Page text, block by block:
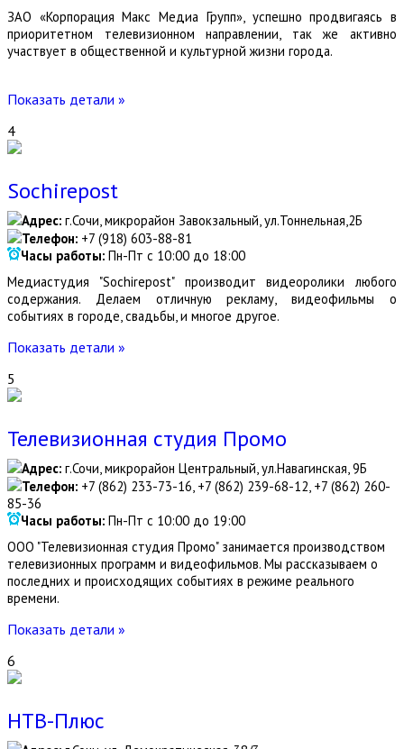
ЗАО «Корпорация Макс Медиа Групп», успешно продвигаясь в
приоритетном телевизионном направлении, так же активно
участвует в общественной и культурной жизни города.
Показать детали »
4
Sochirepost
Адрес: г.Сочи, микрорайон Завокзальный, ул.Тоннельная,2Б
Телефон: +7 (918) 603-88-81
Часы работы: Пн-Пт с 10:00 до 18:00
Медиастудия "Sochirepost" производит видеоролики любого
содержания. Делаем отличную рекламу, видеофильмы о
событиях в городе, свадьбы, и многое другое.
Показать детали »
5
Телевизионная студия Промо
Адрес: г.Сочи, микрорайон Центральный, ул.Навагинская, 9Б
Телефон: +7 (862) 233-73-16, +7 (862) 239-68-12, +7 (862) 260-
85-36
Часы работы: Пн-Пт с 10:00 до 19:00
ООО "Телевизионная студия Промо" занимается производством
телевизионных программ и видеофильмов. Мы рассказываем о
последних и происходящих событиях в режиме реального
времени.
Показать детали »
6
НТВ-Плюс